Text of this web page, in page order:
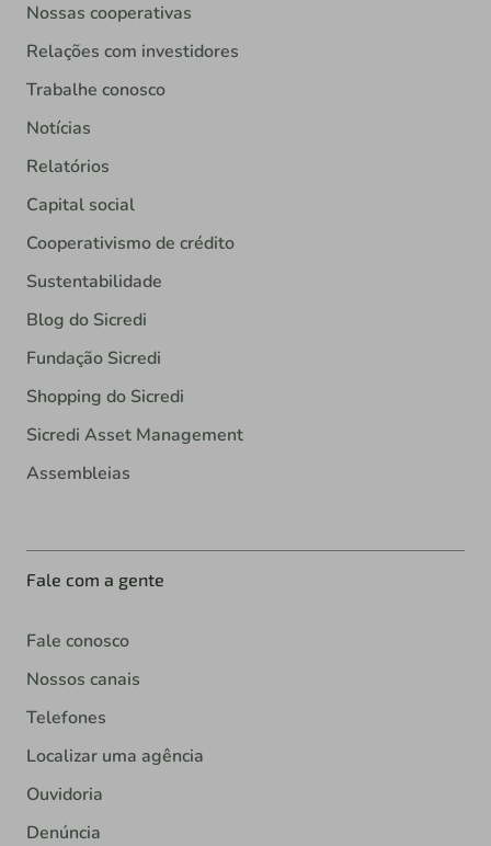
Nossas cooperativas
Relações com investidores
Trabalhe conosco
Notícias
Relatórios
Capital social
Cooperativismo de crédito
Sustentabilidade
Blog do Sicredi
Fundação Sicredi
Shopping do Sicredi
Sicredi Asset Management
Assembleias
Fale com a gente
Fale conosco
Nossos canais
Telefones
Localizar uma agência
Ouvidoria
Denúncia